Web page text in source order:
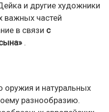
и другие художники
важных частей
в связи с
.
оружия и натуральных
разнообразию.